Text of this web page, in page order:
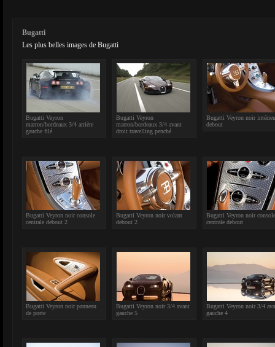
Bugatti
Les plus belles images de Bugatti
Bugatti Veyron
marron/bordeaux 3/4 arrière
gauche filé
Bugatti Veyron
marron/bordeaux 3/4 avant
droit travelling penché
Bugatti Veyron noir
debout
Bugatti Veyron noir console
centrale debout 2
Bugatti Veyron noir volant
debout 2
Bugatti Veyron noir console
centrale debout
Bugatti Veyron noir panneau
de porte
Bugatti Veyron noir 3/4 avant
gauche 5
Bugatti Veyron noir 3/4
gauche 4